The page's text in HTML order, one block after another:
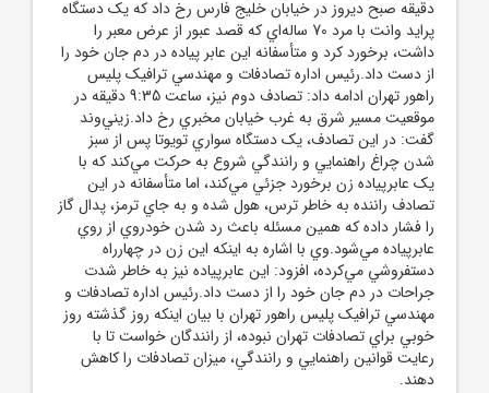
دقيقه صبح ديروز در خيابان خليج فارس رخ داد که يک دستگاه
پرايد وانت با مرد 70 ساله‌اي که قصد عبور از عرض معبر را
داشت، برخورد کرد و متأسفانه اين عابر پياده در دم جان خود را
از دست داد.رئيس اداره تصادفات و مهندسي ترافيک پليس
راهور تهران ادامه داد: تصادف دوم نيز، ساعت 9:35 دقيقه در
موقعيت مسير شرق به غرب خيابان مخبري رخ داد.زيني‌وند
گفت: در اين تصادف، يک دستگاه سواري تويوتا پس از سبز
شدن چراغ راهنمايي و رانندگي شروع به حرکت مي‌کند که با
يک عابرپياده زن برخورد جزئي مي‌کند، اما متأسفانه در اين
تصادف راننده به خاطر ترس، هول شده و به جاي ترمز، پدال گاز
را فشار داده که همين مسئله باعث رد شدن خودروي از روي
عابرپياده مي‌شود.وي با اشاره به اينکه اين زن در چهارراه
دستفروشي مي‌کرده، افزود: اين عابرپياده نيز به خاطر شدت
جراحات در دم جان خود را از دست داد.رئيس اداره تصادفات و
مهندسي ترافيک پليس راهور تهران با بيان اينکه روز گذشته روز
خوبي براي تصادفات تهران نبوده، از رانندگان خواست تا با
رعايت قوانين راهنمايي و رانندگي، ميزان تصادفات را کاهش
دهند.